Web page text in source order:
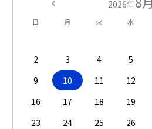
2026年
日 月 火 水
2
3 4 5
9
10 11 12
16
17 18 19
23
24 25 26